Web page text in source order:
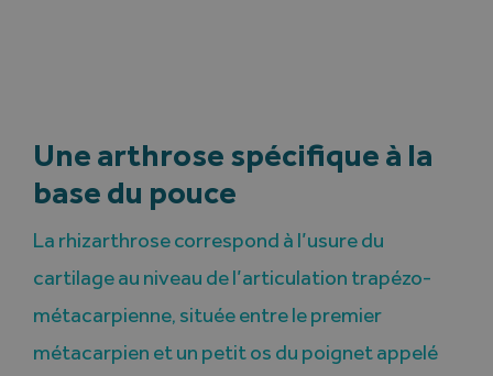
Une arthrose spécifique à la
base du pouce
La rhizarthrose correspond à l’usure du
cartilage au niveau de l’articulation trapézo-
métacarpienne, située entre le premier
métacarpien et un petit os du poignet appelé